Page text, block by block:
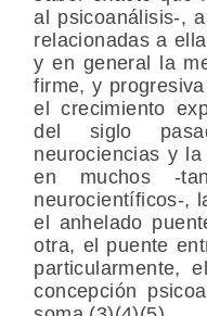
al psicoanálisis-,
relacionadas a
y en general la
firme, y
el crecimiento
del siglo
neurociencias y
en muchos -
neurocientíficos-,
el anhelado
otra, el puente
particularmente,
concepción